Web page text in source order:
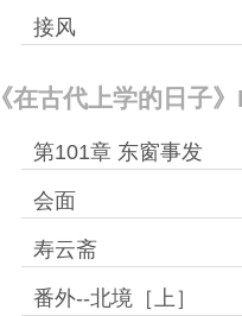
接风
《在古代上学的日子
第101章 东窗事发
会面
寿云斋
番外--北境［上］